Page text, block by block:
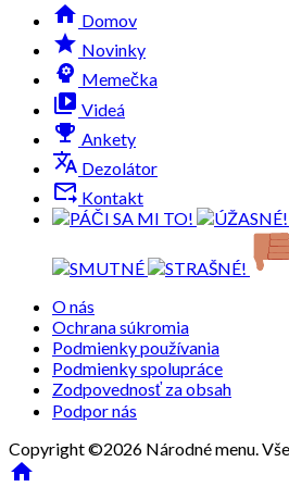
 Domov
grade Novinky
psychology Memečka
video_library Videá
emoji_events Ankety
translate Dezolátor
forward_to_inbox Kontakt
O nás
Ochrana súkromia
Podmienky používania
Podmienky spolupráce
Zodpovednosť za obsah
Podpor nás
Copyright ©2026 Národné menu.
